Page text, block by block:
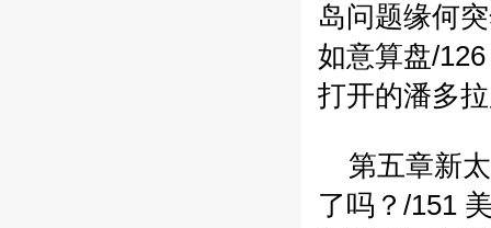
岛问题缘何
如意算盘/126
打开的潘多
第五章新
了吗？/151